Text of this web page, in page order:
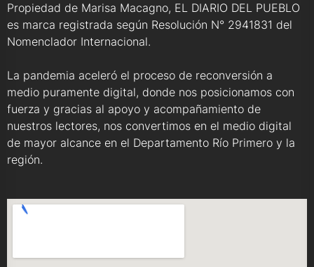
Propiedad de Marisa Macagno, EL DIARIO DEL PUEBLO
es marca registrada según Resolución N° 2941831 del
Nomenclador Internacional.
La pandemia aceleró el proceso de reconversión a
medio puramente digital, donde nos posicionamos con
fuerza y gracias al apoyo y acompañamiento de
nuestros lectores, nos convertimos en el medio digital
de mayor alcance en el Departamento Río Primero y la
región.